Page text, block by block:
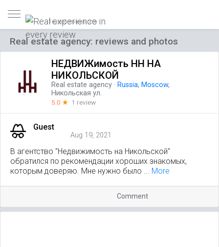
Trusted reviews only
Real estate agency: reviews and photos
НЕДВИЖимость НН НА
НИКОЛЬСКОЙ
Real estate agency · Russia, Moscow,
Никольская ул.
5.0 ☆ 1 review
Guest
Aug 19, 2021
В агентство "Недвижимость на Никольской"
обратился по рекомендации хороших знакомых,
которым доверяю. Мне нужно было ... More
Comment